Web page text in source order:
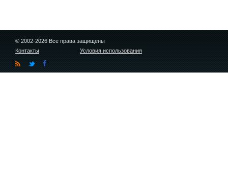
© 2002-2026 Все права защищены
Контакты
Условия использования